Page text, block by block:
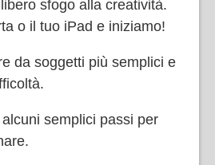
sfogo alla creatività.
o il tuo iPad e iniziamo!
da soggetti più semplici e
semplici passi per